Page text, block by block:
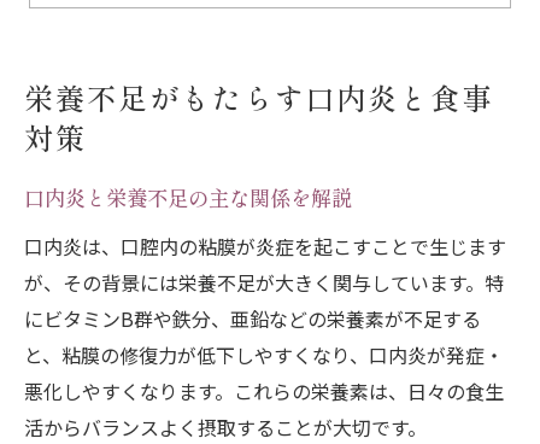
ビタミンB群で回復促進を狙う口内炎ケア
口内炎に効くビタミンB群の種類と役割
口内炎回復を助けるビタミンBの摂り方
ビタミンB群を含む食べ物の選び方と工夫
口内炎の再発防止に役立つビタミンB習慣
しみない食べ物選びで口内炎の痛み軽減
口内炎でしみない食べ物の特徴と選び方
痛みを抑えるやわらかい食事の実践例
栄養不足がもたらす口内炎と食事
対策
口内炎と栄養不足の主な関係を解説
口内炎は、口腔内の粘膜が炎症を起こすことで生じます
が、その背景には栄養不足が大きく関与しています。特
にビタミンB群や鉄分、亜鉛などの栄養素が不足する
と、粘膜の修復力が低下しやすくなり、口内炎が発症・
悪化しやすくなります。これらの栄養素は、日々の食生
活からバランスよく摂取することが大切です。